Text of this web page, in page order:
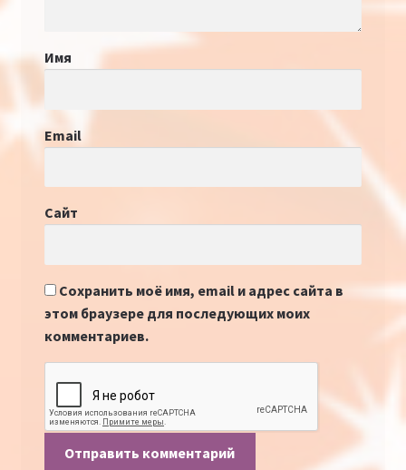
Имя
Email
Сайт
Сохранить моё имя, email и адрес сайта в
этом браузере для последующих моих
комментариев.